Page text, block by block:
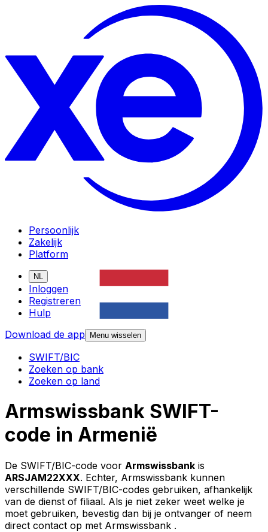
Persoonlijk
Zakelijk
Platform
NL
Inloggen
Registreren
Hulp
Download de app
Menu wisselen
SWIFT/BIC
Zoeken op bank
Zoeken op land
Armswissbank SWIFT-
code in Armenië
De SWIFT/BIC-code voor Armswissbank is
ARSJAM22XXX. Echter, Armswissbank kunnen
verschillende SWIFT/BIC-codes gebruiken, afhankelijk
van de dienst of filiaal. Als je niet zeker weet welke je
moet gebruiken, bevestig dan bij je ontvanger of neem
direct contact op met Armswissbank .